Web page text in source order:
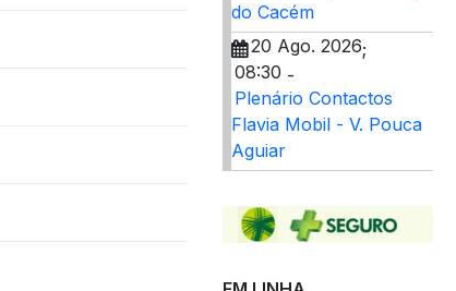
do Cacém
20 Ago. 2026;
08:30 -
Plenário Contactos
Flavia Mobil - V. Pouca
Aguiar